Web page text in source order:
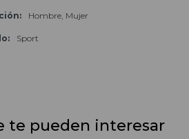
Hombre, Mujer
Sport
te pueden interesar